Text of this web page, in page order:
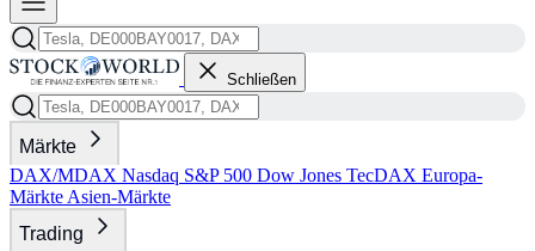
Schließen
Märkte
DAX/MDAX Nasdaq S&P 500 Dow Jones TecDAX Europa-
Märkte Asien-Märkte
Trading